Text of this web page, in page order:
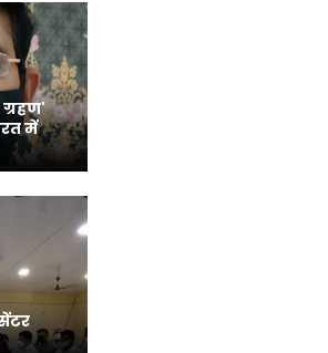
ग्रहण'
में